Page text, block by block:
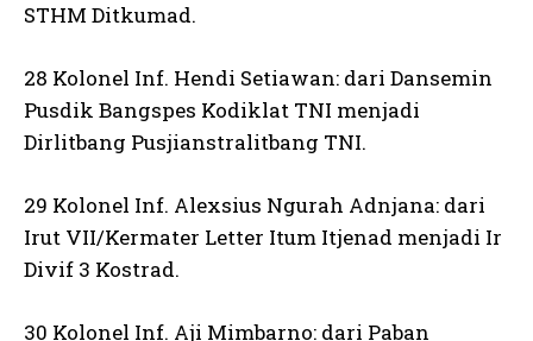
STHM Ditkumad.
28 Kolonel Inf. Hendi Setiawan: dari Dansemin
Pusdik Bangspes Kodiklat TNI menjadi
Dirlitbang Pusjianstralitbang TNI.
29 Kolonel Inf. Alexsius Ngurah Adnjana: dari
Irut VII/Kermater Letter Itum Itjenad menjadi Ir
Divif 3 Kostrad.
30 Kolonel Inf. Aji Mimbarno: dari Paban